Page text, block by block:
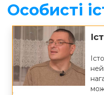
Особисті